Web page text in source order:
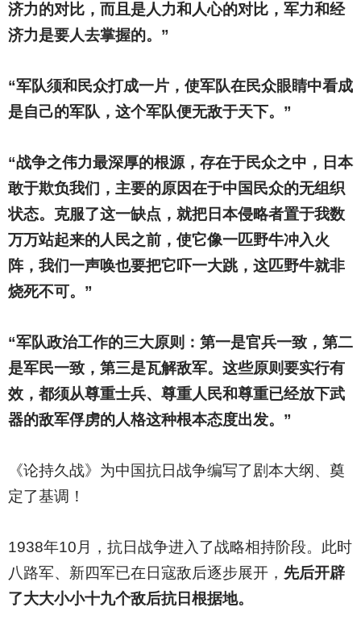
济力的对比，而且是人力和人心的对比，军力和经
济力是要人去掌握的。”
“军队须和民众打成一片，使军队在民众眼睛中看成
是自己的军队，这个军队便无敌于天下。”
“战争之伟力最深厚的根源，存在于民众之中，日本
敢于欺负我们，主要的原因在于中国民众的无组织
状态。克服了这一缺点，就把日本侵略者置于我数
万万站起来的人民之前，使它像一匹野牛冲入火
阵，我们一声唤也要把它吓一大跳，这匹野牛就非
烧死不可。”
“军队政治工作的三大原则：第一是官兵一致，第二
是军民一致，第三是瓦解敌军。这些原则要实行有
效，都须从尊重士兵、尊重人民和尊重已经放下武
器的敌军俘虏的人格这种根本态度出发。”
《论持久战》为中国抗日战争编写了剧本大纲、奠
定了基调！
1938年10月，抗日战争进入了战略相持阶段。此时
八路军、新四军已在日寇敌后逐步展开， 先后开辟
了大大小小十九个敌后抗日根据地。